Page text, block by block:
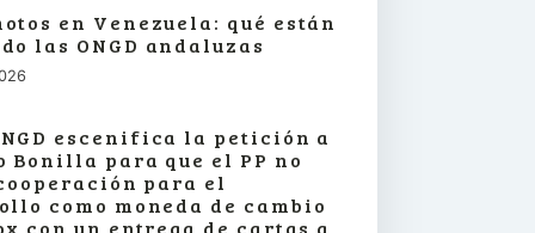
LA COORDINADORA
la ciudadanía global
de
y
igualdad
en Venezuela: qué están
las ONGD andaluzas
escenifica la petición a
Bonilla para que el PP no
para el
como moneda de cambio
con un entrega de cartas a